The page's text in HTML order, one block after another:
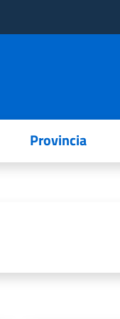
Provincia